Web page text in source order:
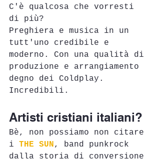
C'è qualcosa che vorresti
di più?
Preghiera e musica in un
tutt'uno credibile e
moderno. Con una qualità di
produzione e arrangiamento
degno dei Coldplay.
Incredibili.
Artisti cristiani italiani?
Bè, non possiamo non citare
i THE SUN, band punkrock
dalla storia di conversione